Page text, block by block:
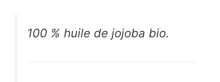
100 % huile de jojoba bio.